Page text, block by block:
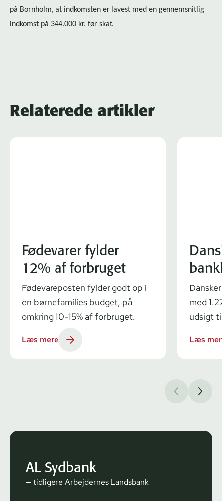
på Bornholm, at indkomsten er lavest med en gennemsnitlig
indkomst på 344.000 kr. før skat.
Relaterede artikler
Fødevarer fylder
12% af forbruget
Fødevareposten fylder godt op i
en børnefamilies budget, på
omkring 10-15% af forbruget.
Læs mere
med
udsigt
Læs
AL Sydbank
— tidligere Arbejdernes Landsbank